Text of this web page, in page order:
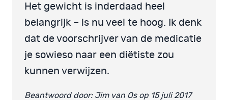
Het gewicht is inderdaad heel
belangrijk – is nu veel te hoog. Ik denk
dat de voorschrijver van de medicatie
je sowieso naar een diëtiste zou
kunnen verwijzen.
Beantwoord door: Jim van Os op 15 juli 2017